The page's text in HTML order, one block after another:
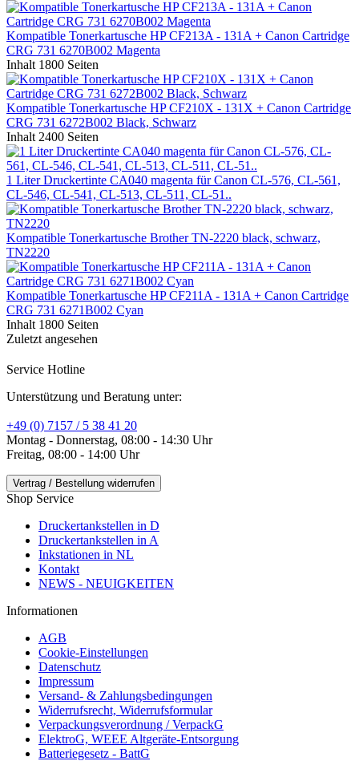
Kompatible Tonerkartusche HP CF213A - 131A + Canon Cartridge
CRG 731 6270B002 Magenta
Inhalt 1800 Seiten
Kompatible Tonerkartusche HP CF210X - 131X + Canon Cartridge
CRG 731 6272B002 Black, Schwarz
Inhalt 2400 Seiten
1 Liter Druckertinte CA040 magenta für Canon CL-576, CL-561,
CL-546, CL-541, CL-513, CL-511, CL-51..
Kompatible Tonerkartusche Brother TN-2220 black, schwarz,
TN2220
Kompatible Tonerkartusche HP CF211A - 131A + Canon Cartridge
CRG 731 6271B002 Cyan
Inhalt 1800 Seiten
Zuletzt angesehen
Service Hotline
Unterstützung und Beratung unter:
+49 (0) 7157 / 5 38 41 20
Montag - Donnerstag, 08:00 - 14:30 Uhr
Freitag, 08:00 - 14:00 Uhr
Vertrag / Bestellung widerrufen
Shop Service
Druckertankstellen in D
Druckertankstellen in A
Inkstationen in NL
Kontakt
NEWS - NEUIGKEITEN
Informationen
AGB
Cookie-Einstellungen
Datenschutz
Impressum
Versand- & Zahlungsbedingungen
Widerrufsrecht, Widerrufsformular
Verpackungsverordnung / VerpackG
ElektroG, WEEE Altgeräte-Entsorgung
Batteriegesetz - BattG